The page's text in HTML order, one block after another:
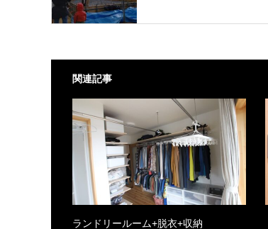
関連記事
ランドリールーム+脱衣+収納